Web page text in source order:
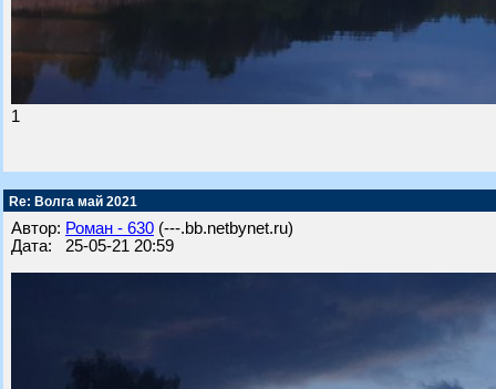
1
Re: Волга май 2021
Автор: Роман - 630 (---.bb.netbynet.ru)
Дата: 25-05-21 20:59